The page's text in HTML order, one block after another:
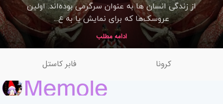
از زندگی انسان ها به عنوان سرگرمی بوده‌اند. اولین
عروسک‌ها که برای نمایش یا به ع...
ادامه مطلب
کرونا فابر کاستل